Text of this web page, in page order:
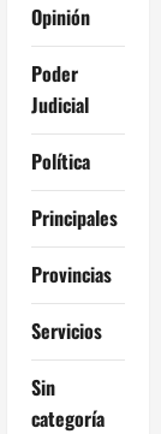
Opinión
Poder
Judicial
Política
Principales
Provincias
Servicios
Sin
categoría